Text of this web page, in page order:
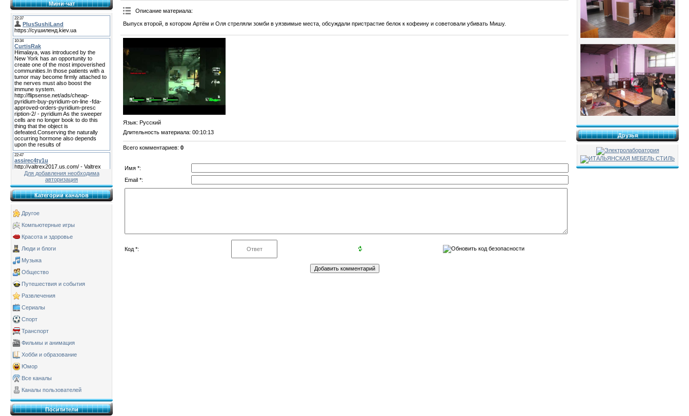
Мини-чат
Для добавления необходима
авторизация
Категории каналов
Другое
Компьютерные игры
Красота и здоровье
Люди и блоги
Музыка
Общество
Путешествия и события
Развлечения
Сериалы
Спорт
Транспорт
Фильмы и анимация
Хобби и образование
Юмор
Все каналы
Каналы пользователей
Поситители
Описание материала:
Выпуск второй, в котором Артём и Оля стреляли зомби в уязвимые места, обсуждали пристрастие белок к кофеину и советовали убивать Мишу.
Язык: Русский
Длительность материала: 00:10:13
Всего комментариев: 0
Имя *:
Email *:
Код *:
Друзья